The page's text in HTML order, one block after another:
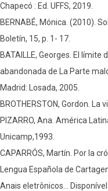
Chapecó : Ed. UFFS, 2019.
BERNABÉ, Mónica. (2010).
Boletín, 15, p. 1- 17.
BATAILLE, Georges. El
abandonada de La Parte
Madrid: Losada, 2005.
BROTHERSTON, Gordon.
PIZARRO, Ana. América
Unicamp,1993.
CAPARRÓS, Martín. Por la
Lengua Española de
Anais eletrônicos…